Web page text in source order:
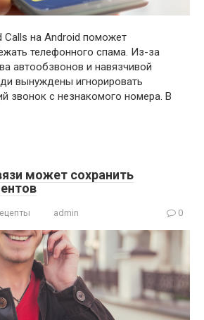
Calls на Android поможет
телефонного спама. Из-за
автообзвонов и навязчивой
вынуждены игнорировать
звонок с незнакомого номера. В
может сохранить
admin 0